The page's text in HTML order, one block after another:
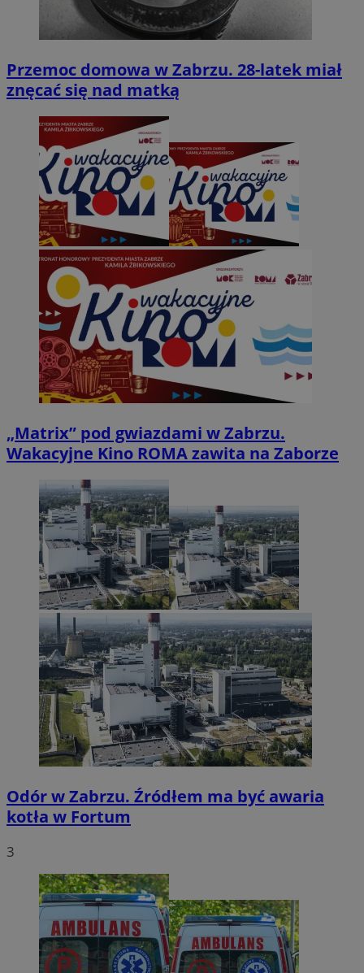
Przemoc domowa w Zabrzu. 28-latek miał
znęcać się nad matką
„Matrix” pod gwiazdami w Zabrzu.
Wakacyjne Kino ROMA zawita na Zaborze
Odór w Zabrzu. Źródłem ma być awaria
kotła w Fortum
3